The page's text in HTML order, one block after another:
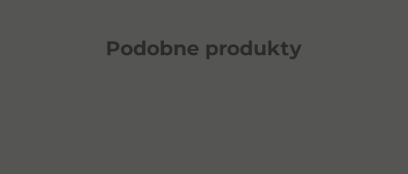
Podobne produkty